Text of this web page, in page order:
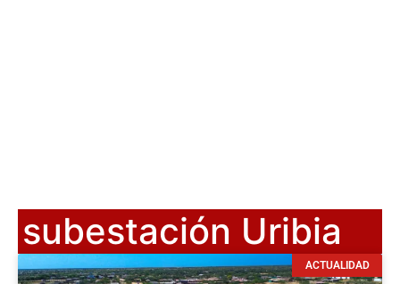
subestación Uribia
ACTUALIDAD